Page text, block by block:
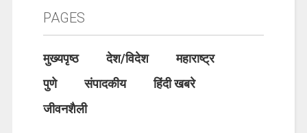
PAGES
मुख्यपृष्ठ देश/विदेश
महाराष्ट्र
पुणे
संपादकीय
हिंदी खबरे
जीवनशैली